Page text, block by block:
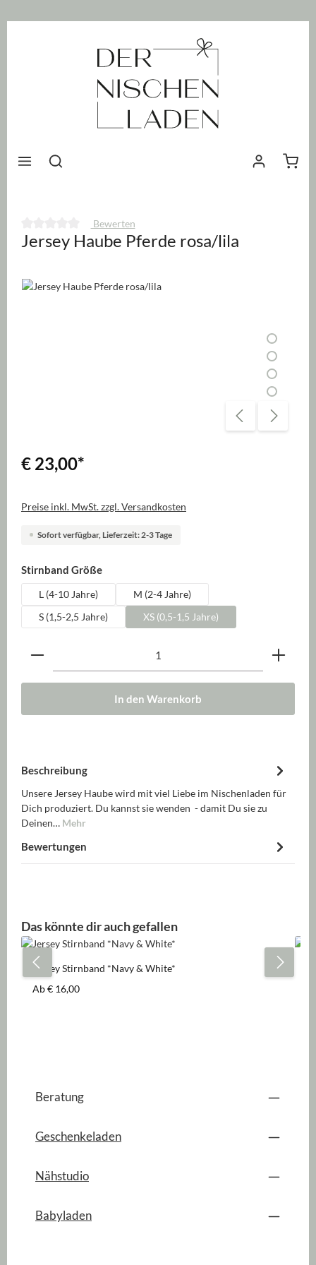
Durchschnittliche Bewertung von 0 von 5 Sternen
Bewerten
Jersey Haube Pferde rosa/lila
Bildergalerie überspringen
€ 23,00*
Preise inkl. MwSt. zzgl. Versandkosten
Sofort verfügbar, Lieferzeit: 2-3 Tage
Stirnband Größeauswählen
L (4-10 Jahre)
M (2-4 Jahre)
S (1,5-2,5 Jahre)
XS (0,5-1,5 Jahre)
Produkt Anzahl: Gib den gewünschten Wert ein
In den Warenkorb
Beschreibung
Unsere Jersey Haube wird mit viel Liebe im Nischenladen für
Dich produziert. Du kannst sie wenden - damit Du sie zu
Deinen… Mehr
Bewertungen
Produktgalerie überspringen
Das könnte dir auch gefallen
Jersey Stirnband *Navy & White*
Regulärer Preis:
Ab€ 16,00
Beratung
Geschenkeladen
Nähstudio
Babyladen